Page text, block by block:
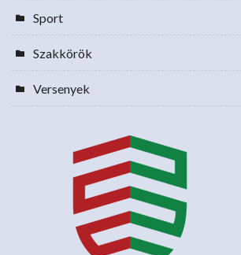
Sport
Szakkörök
Versenyek